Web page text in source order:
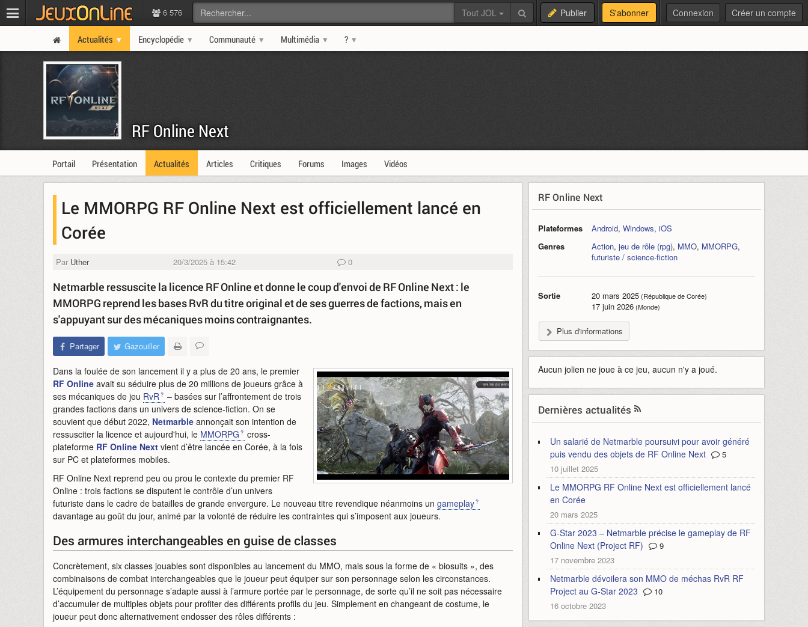
6 576 Tout JOL Publier S'abonner Connexion Créer un compte
Actualités Encyclopédie Communauté Multimédia ?
RF Online Next
Portail Présentation Actualités Articles Critiques Forums Images Vidéos
Le MMORPG RF Online Next est officiellement lancé en
Corée
Par Uther 20/3/2025 à 15:42 0
Netmarble ressuscite la licence RF Online et donne le coup d'envoi de RF Online Next : le
MMORPG reprend les bases RvR du titre original et de ses guerres de factions, mais en
s'appuyant sur des mécaniques moins contraignantes.
Partager Gazouiller
Dans la foulée de son lancement il y a plus de 20 ans, le premier
RF Online avait su séduire plus de 20 millions de joueurs grâce à
ses mécaniques de jeu RvR
– basées sur l’affrontement de trois
grandes factions dans un univers de science-fiction. On se
souvient que début 2022, Netmarble annonçait son intention de
ressusciter la licence et aujourd'hui, le MMORPG
cross-
plateforme RF Online Next vient d’être lancée en Corée, à la fois
sur PC et plateformes mobiles.
RF Online Next reprend peu ou prou le contexte du premier RF
Online : trois factions se disputent le contrôle d’un univers
futuriste dans le cadre de batailles de grande envergure. Le nouveau titre revendique néanmoins un gameplay
davantage au goût du jour, animé par la volonté de réduire les contraintes qui s’imposent aux joueurs.
Des armures interchangeables en guise de classes
Concrètement, six classes jouables sont disponibles au lancement du MMO, mais sous la forme de « biosuits », des
combinaisons de combat interchangeables que le joueur peut équiper sur son personnage selon les circonstances.
L’équipement du personnage s’adapte aussi à l’armure portée par le personnage, de sorte qu’il ne soit pas nécessaire
d’accumuler de multiples objets pour profiter des différents profils du jeu. Simplement en changeant de costume, le
joueur peut donc alternativement endosser des rôles différents :
RF Online Next
Plateformes Android, Windows, iOS
Genres
Action, jeu de rôle (rpg), MMO, MMORPG,
futuriste / science-fiction
Sortie 20 mars 2025(République de Corée)
17 juin 2026(Monde)
Plus d'informations
Aucun jolien ne joue à ce jeu, aucun n'y a joué.
Dernières actualités
Un salarié de Netmarble poursuivi pour avoir généré
puis vendu des objets de RF Online Next
5
10 juillet 2025
Le MMORPG RF Online Next est officiellement lancé
en Corée
20 mars 2025
G-Star 2023 – Netmarble précise le gameplay de RF
Online Next (Project RF)
9
17 novembre 2023
Netmarble dévoilera son MMO de méchas RvR RF
Project au G-Star 2023
10
16 octobre 2023